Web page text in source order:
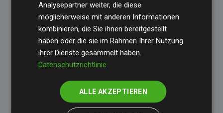
Informationen zu den einzelnen Projekten finden
Sie hier.
Initiative Websites, die Klimaprojekte unterstützen
Analysepartner weiter, die diese
möglicherweise mit anderen Informationen
kombinieren, die Sie ihnen bereitgestellt
haben oder die sie im Rahmen Ihrer Nutzung
ihrer Dienste gesammelt haben.
Datenschutzrichtlinie
ALLE AKZEPTIEREN